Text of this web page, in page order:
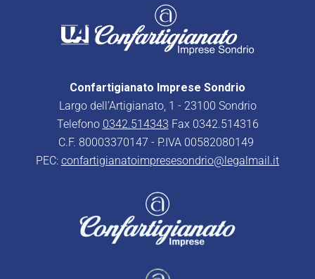
Confartigianato Imprese Sondrio
Largo dell’Artigianato, 1 - 23100 Sondrio
Telefono 0342.514343 Fax 0342.514316
C.F. 80003370147 - P.IVA 00582080149
PEC: confartigianatoimpresesondrio@legalmail.it